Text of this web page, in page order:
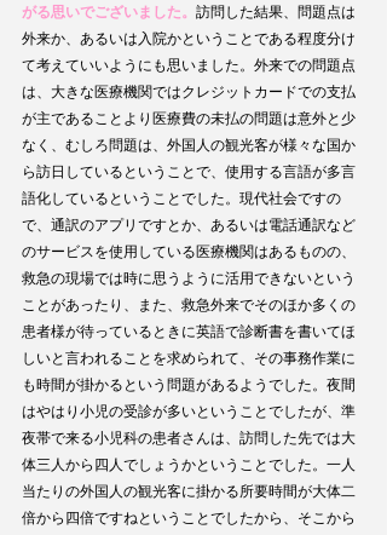
がる思いでございました。 訪問した結果、問題点は
外来か、あるいは入院かということである程度分け
て考えていいようにも思いました。外来での問題点
は、大きな医療機関ではクレジットカードでの支払
が主であることより医療費の未払の問題は意外と少
なく、むしろ問題は、外国人の観光客が様々な国か
ら訪日しているということで、使用する言語が多言
語化しているということでした。現代社会ですの
で、通訳のアプリですとか、あるいは電話通訳など
のサービスを使用している医療機関はあるものの、
救急の現場では時に思うように活用できないという
ことがあったり、また、救急外来でそのほか多くの
患者様が待っているときに英語で診断書を書いてほ
しいと言われることを求められて、その事務作業に
も時間が掛かるという問題があるようでした。夜間
はやはり小児の受診が多いということでしたが、準
夜帯で来る小児科の患者さんは、訪問した先では大
体三人から四人でしょうかということでした。一人
当たりの外国人の観光客に掛かる所要時間が大体二
倍から四倍ですねということでしたから、そこから